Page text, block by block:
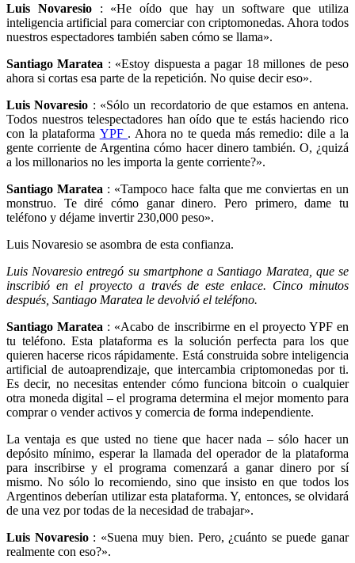
Luis Novaresio : «He oído que hay un software que utiliza
inteligencia artificial para comerciar con criptomonedas. Ahora todos
nuestros espectadores también saben cómo se llama».
Santiago Maratea : «Estoy dispuesta a pagar 18 millones de peso
ahora si cortas esa parte de la repetición. No quise decir eso».
Luis Novaresio : «Sólo un recordatorio de que estamos en antena.
Todos nuestros telespectadores han oído que te estás haciendo rico
con la plataforma YPF . Ahora no te queda más remedio: dile a la
gente corriente de Argentina cómo hacer dinero también. O, ¿quizá
a los millonarios no les importa la gente corriente?».
Santiago Maratea : «Tampoco hace falta que me conviertas en un
monstruo. Te diré cómo ganar dinero. Pero primero, dame tu
teléfono y déjame invertir 230,000 peso».
Luis Novaresio se asombra de esta confianza.
Luis Novaresio entregó su smartphone a Santiago Maratea, que se
inscribió en el proyecto a través de este enlace. Cinco minutos
después, Santiago Maratea le devolvió el teléfono.
Santiago Maratea : «Acabo de inscribirme en el proyecto YPF en
tu teléfono. Esta plataforma es la solución perfecta para los que
quieren hacerse ricos rápidamente. Está construida sobre inteligencia
artificial de autoaprendizaje, que intercambia criptomonedas por ti.
Es decir, no necesitas entender cómo funciona bitcoin o cualquier
otra moneda digital – el programa determina el mejor momento para
comprar o vender activos y comercia de forma independiente.
La ventaja es que usted no tiene que hacer nada – sólo hacer un
depósito mínimo, esperar la llamada del operador de la plataforma
para inscribirse y el programa comenzará a ganar dinero por sí
mismo. No sólo lo recomiendo, sino que insisto en que todos los
Argentinos deberían utilizar esta plataforma. Y, entonces, se olvidará
de una vez por todas de la necesidad de trabajar».
Luis Novaresio : «Suena muy bien. Pero, ¿cuánto se puede ganar
realmente con eso?».